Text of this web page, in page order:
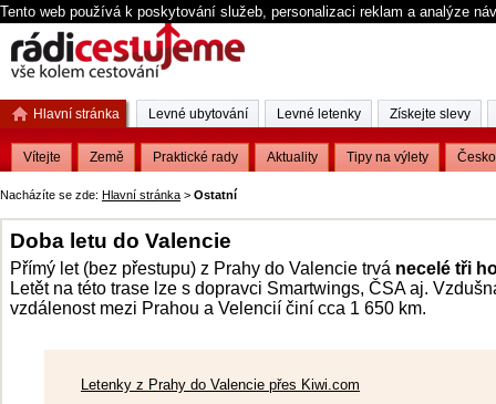
Tento web používá k poskytování služeb, personalizaci reklam a analýze
Nacházíte se zde: Hlavní stránka > Ostatní
Doba letu do Valencie
Přímý let (bez přestupu) z Prahy do Valencie trvá necelé tři
Letět na této trase lze s dopravci Smartwings, ČSA aj.
vzdálenost mezi Prahou a Velencií činí cca 1 650 km.
Letenky z Prahy do Valencie přes Kiwi.com
Hlavní stránka
Vítejte Země Praktické rady Aktuality Tipy na výlety Česko
Levné ubytování Levné letenky Získejte slevy